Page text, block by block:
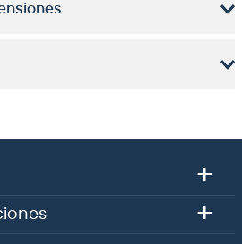
+
+